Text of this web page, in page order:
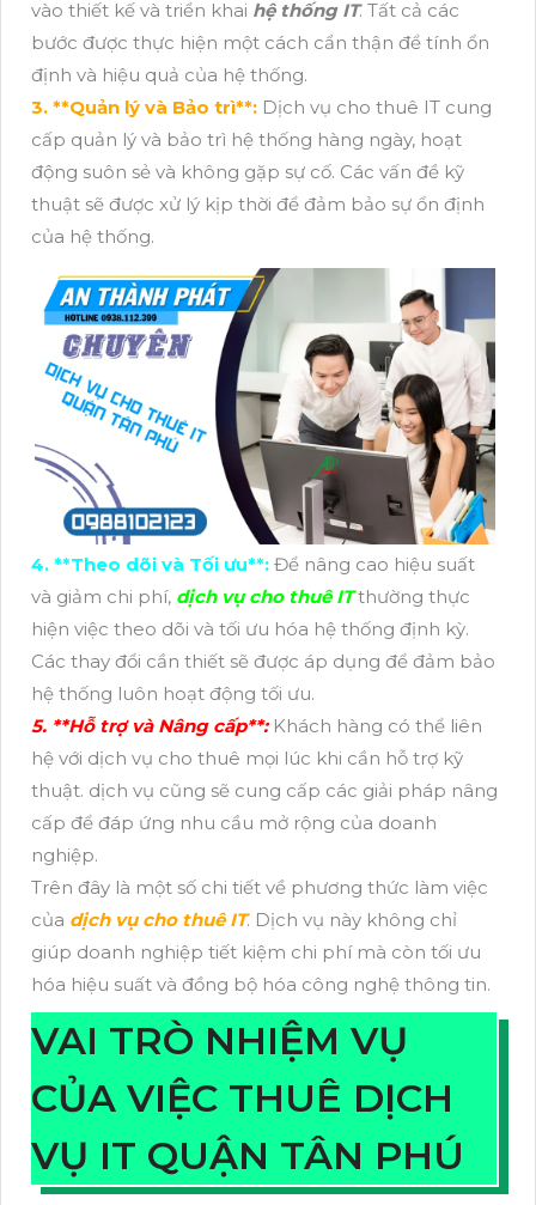
vào thiết kế và triển khai hệ thống IT. Tất cả các
bước được thực hiện một cách cẩn thận để tính ổn
định và hiệu quả của hệ thống.
3. **Quản lý và Bảo trì**: Dịch vụ cho thuê IT cung
cấp quản lý và bảo trì hệ thống hàng ngày, hoạt
động suôn sẻ và không gặp sự cố. Các vấn đề kỹ
thuật sẽ được xử lý kịp thời để đảm bảo sự ổn định
của hệ thống.
4. **Theo dõi và Tối ưu**: Để nâng cao hiệu suất
và giảm chi phí, dịch vụ cho thuê ITthường thực
hiện việc theo dõi và tối ưu hóa hệ thống định kỳ.
Các thay đổi cần thiết sẽ được áp dụng để đảm bảo
hệ thống luôn hoạt động tối ưu.
5. **Hỗ trợ và Nâng cấp**:Khách hàng có thể liên
hệ với dịch vụ cho thuê mọi lúc khi cần hỗ trợ kỹ
thuật. dịch vụ cũng sẽ cung cấp các giải pháp nâng
cấp để đáp ứng nhu cầu mở rộng của doanh
nghiệp.
Trên đây là một số chi tiết về phương thức làm việc
của dịch vụ cho thuê IT. Dịch vụ này không chỉ
giúp doanh nghiệp tiết kiệm chi phí mà còn tối ưu
hóa hiệu suất và đồng bộ hóa công nghệ thông tin.
VAI TRÒ NHIỆM VỤ
CỦA VIỆC THUÊ DỊCH
VỤ IT QUẬN TÂN PHÚ